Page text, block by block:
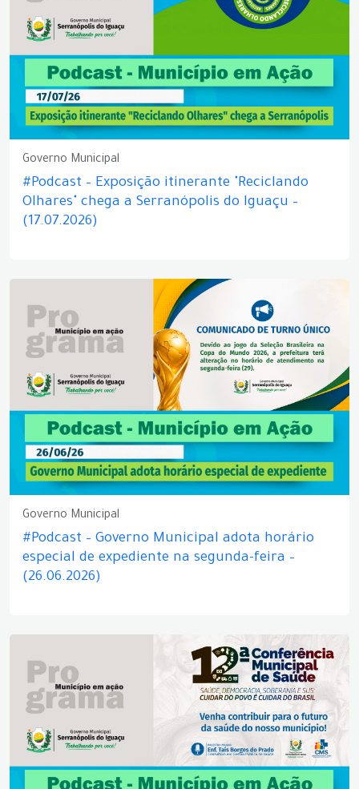
Governo Municipal
#Podcast – Exposição itinerante "Reciclando
Olhares" chega a Serranópolis do Iguaçu –
(17.07.2026)
Governo Municipal
#Podcast – Governo Municipal adota horário
especial de expediente na segunda-feira –
(26.06.2026)